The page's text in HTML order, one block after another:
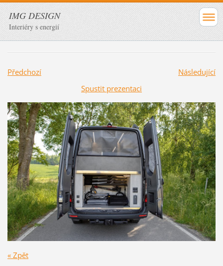
IMG DESIGN
Interiéry s energií
Předchozí
Následující
Spustit prezentaci
« Zpět